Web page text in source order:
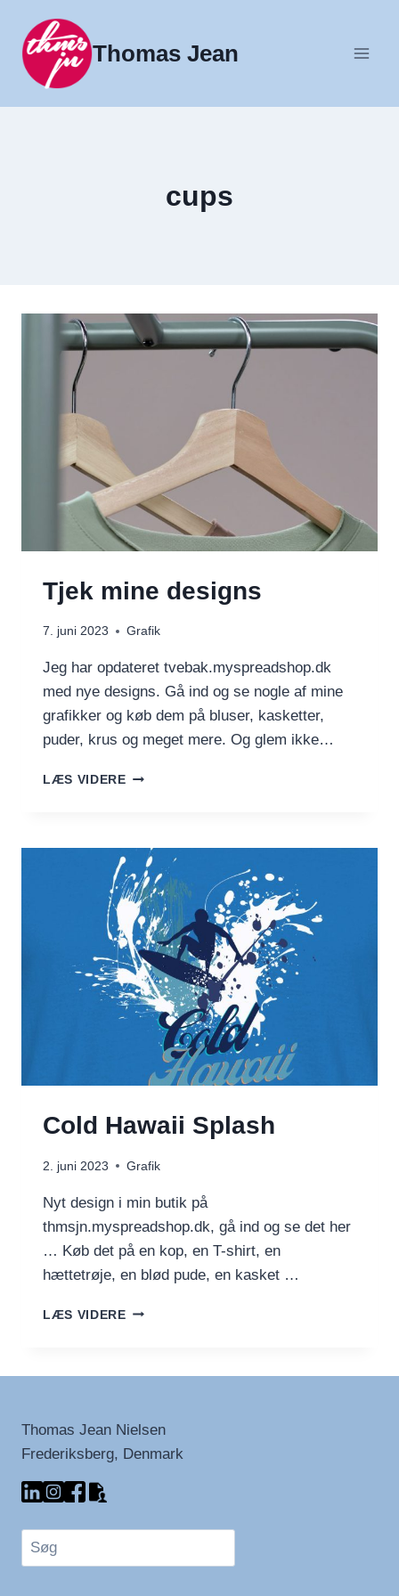
indhold
Thomas Jean
cups
Tjek mine designs
7. juni 2023 Grafik
Jeg har opdateret tvebak.myspreadshop.dk
med nye designs. Gå ind og se nogle af mine
grafikker og køb dem på bluser, kasketter,
puder, krus og meget mere. Og glem ikke…
LÆS VIDERETJEK
Cold Hawaii Splash
2. juni 2023 Grafik
Nyt design i min butik på
thmsjn.myspreadshop.dk, gå ind og se det her
… Køb det på en kop, en T-shirt, en
hættetrøje, en blød pude, en kasket …
LÆS VIDERECOLD
Thomas Jean Nielsen
Frederiksberg, Denmark
Søg